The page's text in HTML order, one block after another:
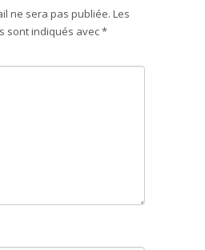
ne sera pas publiée. Les
sont indiqués avec*